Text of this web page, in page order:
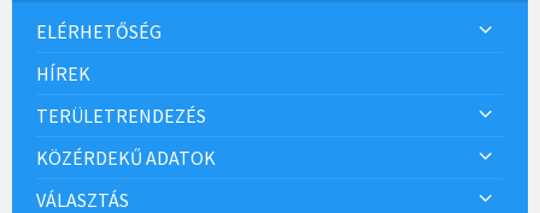
ELÉRHETŐSÉG
HÍREK
TERÜLETRENDEZÉS
KÖZÉRDEKŰ ADATOK
VÁLASZTÁS